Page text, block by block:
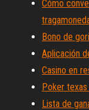
Cómo
Bono de
Aplicación
Casino en
Poker
Lista de